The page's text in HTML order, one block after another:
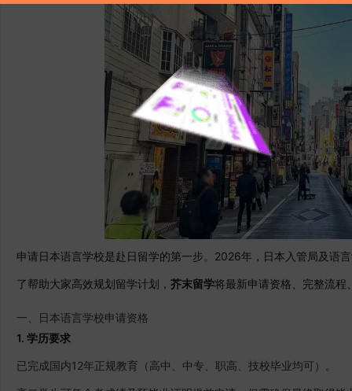
申请日本语言学校是赴日留学的第一步。2026年，日本入管局及语
了帮助大家高效规划留学计划， 芥末留学将最新申请资格、完整流程
一、日本语言学校申请资格
1. 学历要求
已完成国内12年正规教育（高中、中专、职高、技校毕业均可）。